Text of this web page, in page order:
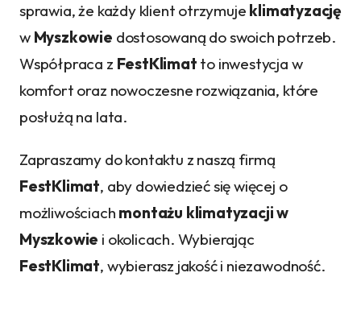
sprawia, że każdy klient otrzymuje klimatyzację
w Myszkowie dostosowaną do swoich potrzeb.
Współpraca z FestKlimat to inwestycja w
komfort oraz nowoczesne rozwiązania, które
posłużą na lata.
Zapraszamy do kontaktu z naszą firmą
FestKlimat, aby dowiedzieć się więcej o
możliwościach montażu klimatyzacji w
Myszkowie i okolicach. Wybierając
FestKlimat, wybierasz jakość i niezawodność.